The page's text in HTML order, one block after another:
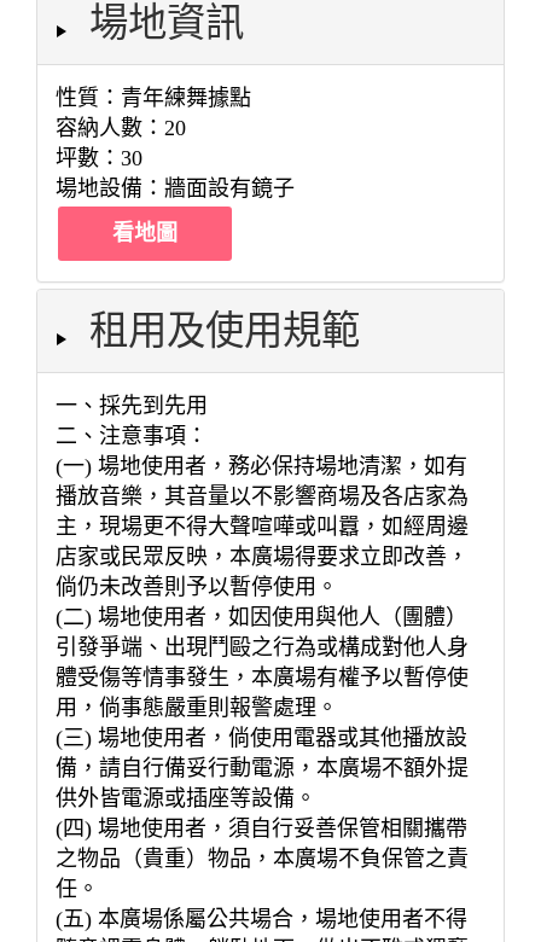
場地資訊
性質：青年練舞據點
容納人數：20
坪數：30
場地設備：牆面設有鏡子
看地圖
租用及使用規範
一、採先到先用
二、注意事項：
(一) 場地使用者，務必保持場地清潔，如有
播放音樂，其音量以不影響商場及各店家為
主，現場更不得大聲喧嘩或叫囂，如經周邊
店家或民眾反映，本廣場得要求立即改善，
倘仍未改善則予以暫停使用。
(二) 場地使用者，如因使用與他人（團體）
引發爭端、出現鬥毆之行為或構成對他人身
體受傷等情事發生，本廣場有權予以暫停使
用，倘事態嚴重則報警處理。
(三) 場地使用者，倘使用電器或其他播放設
備，請自行備妥行動電源，本廣場不額外提
供外皆電源或插座等設備。
(四) 場地使用者，須自行妥善保管相關攜帶
之物品（貴重）物品，本廣場不負保管之責
任。
(五) 本廣場係屬公共場合，場地使用者不得